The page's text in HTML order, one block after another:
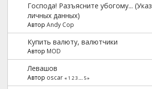
Господа! Разъясните убогому...
личных данных)
Автор Andy Cop
Купить валюту, валютчики
Автор MOD
Левашов
Автор oscar « 1 23... 5»